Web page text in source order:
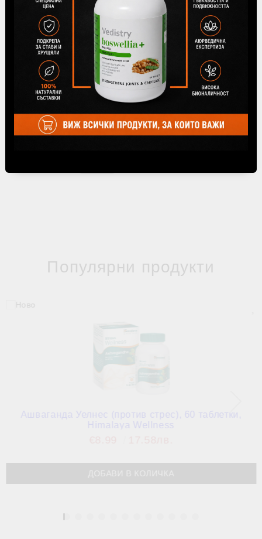
Офис на Спиди за доставка на Вашата
пратка се избира от падащото меню,
намиращо се под метода на доставка "До
офис на Спиди" при финализиране на
поръчката.
Популярни продукти
Ашваганда Уелнес (против стрес), 60 таблетки,
Himalaya Wellness